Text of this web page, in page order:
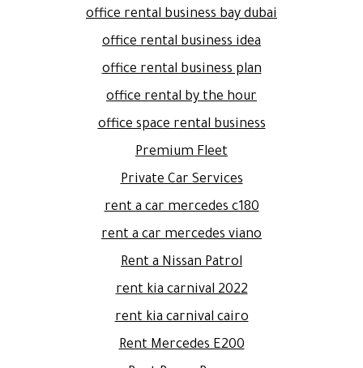
office rental business bay dubai
office rental business idea
office rental business plan
office rental by the hour
office space rental business
Premium Fleet
Private Car Services
rent a car mercedes c180
rent a car mercedes viano
Rent a Nissan Patrol
rent kia carnival 2022
rent kia carnival cairo
Rent Mercedes E200